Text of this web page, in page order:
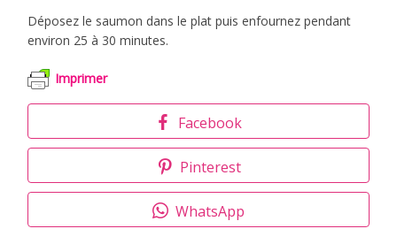
Déposez le saumon dans le plat puis enfournez pendant
environ 25 à 30 minutes.
Imprimer
Facebook
Pinterest
WhatsApp